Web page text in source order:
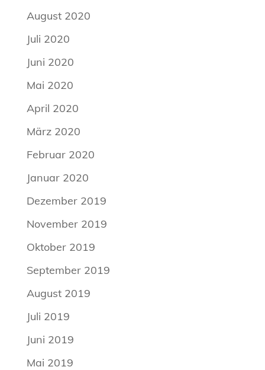
August 2020
Juli 2020
Juni 2020
Mai 2020
April 2020
März 2020
Februar 2020
Januar 2020
Dezember 2019
November 2019
Oktober 2019
September 2019
August 2019
Juli 2019
Juni 2019
Mai 2019